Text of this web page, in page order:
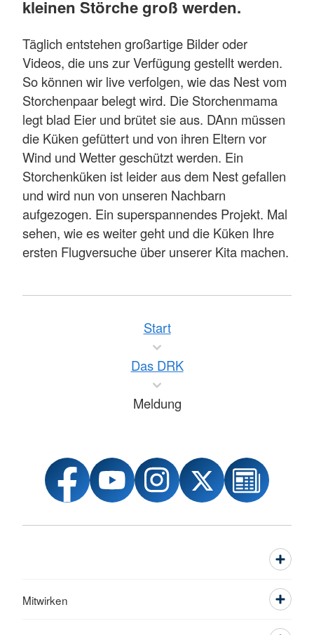
kleinen Störche groß werden.
Täglich entstehen großartige Bilder oder
Videos, die uns zur Verfügung gestellt werden.
So können wir live verfolgen, wie das Nest vom
Storchenpaar belegt wird. Die Storchenmama
legt blad Eier und brütet sie aus. DAnn müssen
die Küken gefüttert und von ihren Eltern vor
Wind und Wetter geschützt werden. Ein
Storchenküken ist leider aus dem Nest gefallen
und wird nun von unseren Nachbarn
aufgezogen. Ein superspannendes Projekt. Mal
sehen, wie es weiter geht und die Küken Ihre
ersten Flugversuche über unserer Kita machen.
Start
Das DRK
Meldung
Mitwirken